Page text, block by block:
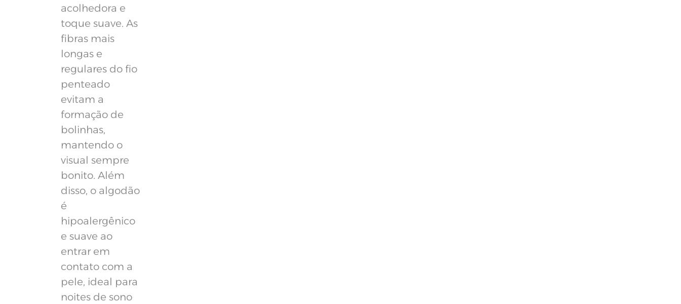
acolhedora e
toque suave. As
fibras mais
longas e
regulares do fio
penteado
evitam a
formação de
bolinhas,
mantendo o
visual sempre
bonito. Além
disso, o algodão
é
hipoalergênico
e suave ao
entrar em
contato com a
pele, ideal para
noites de sono